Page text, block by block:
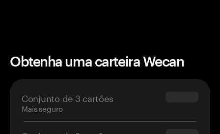
Obtenha uma carteira Wecan
Conjunto de 3 cartões
Mais seguro
$69.90